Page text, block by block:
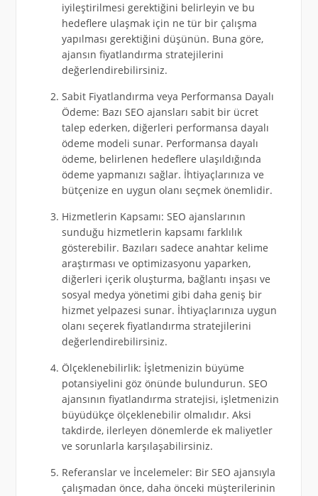
iyileştirilmesi gerektiğini belirleyin ve bu
hedeflere ulaşmak için ne tür bir çalışma
yapılması gerektiğini düşünün. Buna göre,
ajansın fiyatlandırma stratejilerini
değerlendirebilirsiniz.
Sabit Fiyatlandırma veya Performansa Dayalı
Ödeme: Bazı SEO ajansları sabit bir ücret
talep ederken, diğerleri performansa dayalı
ödeme modeli sunar. Performansa dayalı
ödeme, belirlenen hedeflere ulaşıldığında
ödeme yapmanızı sağlar. İhtiyaçlarınıza ve
bütçenize en uygun olanı seçmek önemlidir.
Hizmetlerin Kapsamı: SEO ajanslarının
sunduğu hizmetlerin kapsamı farklılık
gösterebilir. Bazıları sadece anahtar kelime
araştırması ve optimizasyonu yaparken,
diğerleri içerik oluşturma, bağlantı inşası ve
sosyal medya yönetimi gibi daha geniş bir
hizmet yelpazesi sunar. İhtiyaçlarınıza uygun
olanı seçerek fiyatlandırma stratejilerini
değerlendirebilirsiniz.
Ölçeklenebilirlik: İşletmenizin büyüme
potansiyelini göz önünde bulundurun. SEO
ajansının fiyatlandırma stratejisi, işletmenizin
büyüdükçe ölçeklenebilir olmalıdır. Aksi
takdirde, ilerleyen dönemlerde ek maliyetler
ve sorunlarla karşılaşabilirsiniz.
Referanslar ve İncelemeler: Bir SEO ajansıyla
çalışmadan önce, daha önceki müşterilerinin